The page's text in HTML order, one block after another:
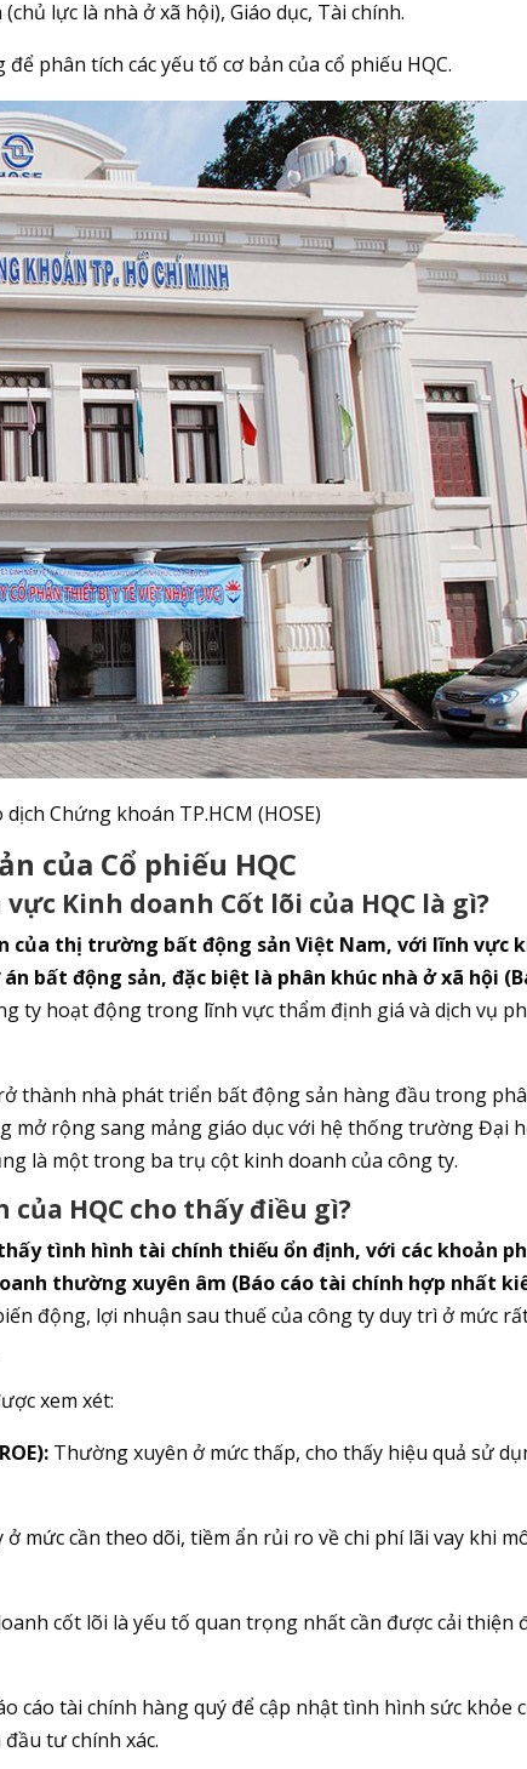
lực là nhà ở xã hội), Giáo dục, Tài chính.
phân tích các yếu tố cơ bản của cổ phiếu HQC.
Chứng khoán TP.HCM (HOSE)
của Cổ phiếu HQC
Kinh doanh Cốt lõi của HQC là gì?
của thị trường bất động sản Việt Nam, với lĩnh vực
bất động sản, đặc biệt là phân khúc nhà ở xã hội
ty hoạt động trong lĩnh vực thẩm định giá và dịch vụ
thành nhà phát triển bất động sản hàng đầu trong
mở rộng sang mảng giáo dục với hệ thống trường Đại
là một trong ba trụ cột kinh doanh của công ty.
của HQC cho thấy điều gì?
tình hình tài chính thiếu ổn định, với các khoản
thường xuyên âm (Báo cáo tài chính hợp nhất
động, lợi nhuận sau thuế của công ty duy trì ở mức
xem xét:
Thường xuyên ở mức thấp, cho thấy hiệu quả sử
ở mức cần theo dõi, tiềm ẩn rủi ro về chi phí lãi vay khi
cốt lõi là yếu tố quan trọng nhất cần được cải thiện
cáo tài chính hàng quý để cập nhật tình hình sức khỏe
tư chính xác.